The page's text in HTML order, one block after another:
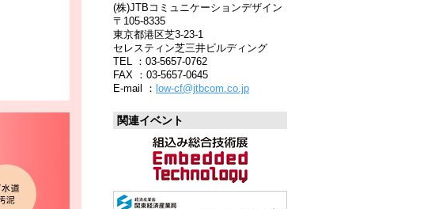
(株)JTBコミュニケーションデザイン
〒105-8335
東京都港区芝3-23-1
セレスティン芝三井ビルディング
TEL ：03-5657-0762
FAX ：03-5657-0645
E-mail ： low-cf@jtbcom.co.jp
関連イベント